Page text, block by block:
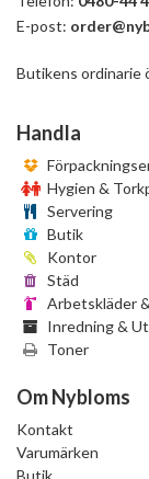
E-post:
Butikens
Handla
Hygien &
Servering
Butik
Kontor
Städ
Arbetskläder
Inredning &
Toner
Om Nybloms
Kontakt
Varumärken